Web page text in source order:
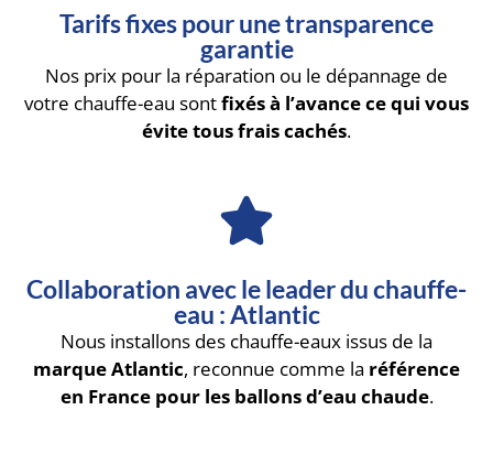
Tarifs fixes pour une transparence
garantie
Nos prix pour la réparation ou le dépannage de
votre chauffe-eau sontfixés à l’avance ce qui vous
évite tous frais cachés.
Collaboration avec le leader du chauffe-
eau : Atlantic
Nous installons des chauffe-eaux issus de la
marque Atlantic, reconnue comme la référence
en France pour les ballons d’eau chaude.